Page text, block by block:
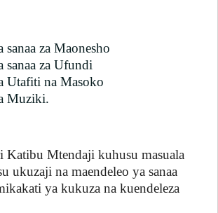
sanaa za Maonesho
sanaa za Ufundi
Utafiti na Masoko
Muziki.
Katibu Mtendaji kuhusu masuala
ukuzaji na maendeleo ya sanaa
ya kukuza na kuendeleza